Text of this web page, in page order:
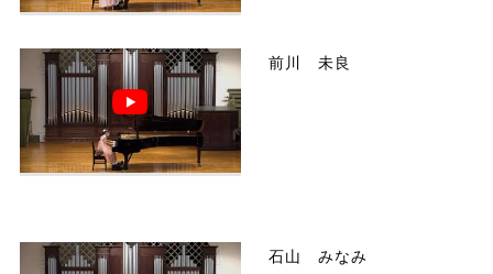
前川 未良
石山 みなみ